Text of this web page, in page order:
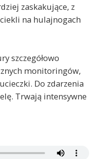
zaskakujące, z
na hulajnogach
szczegółowo
monitoringów,
Do zdarzenia
Trwają intensywne